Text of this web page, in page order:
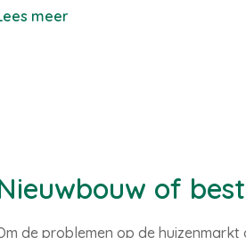
meer
of
de problemen op de